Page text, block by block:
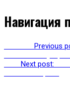
Навигация
Previous
Next post: